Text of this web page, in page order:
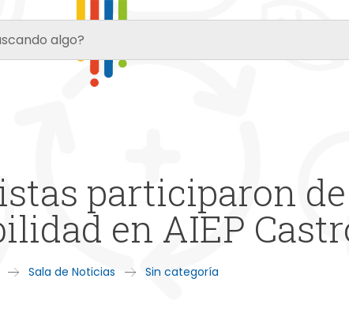
participaron
en AIEP
Sala de Noticias Sin categoría